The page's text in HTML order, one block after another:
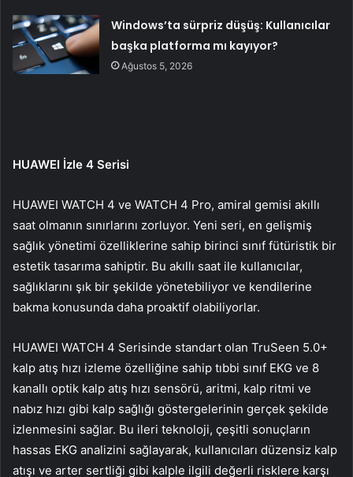
Windows’ta sürpriz düşüş: Kullanıcılar
başka platforma mı kayıyor?
Ağustos 5, 2026
HUAWEI İzle 4 Serisi
HUAWEI WATCH 4 ve WATCH 4 Pro, amiral gemisi akıllı
saat olmanın sınırlarını zorluyor. Yeni seri, en gelişmiş
sağlık yönetimi özelliklerine sahip birinci sınıf fütüristik bir
estetik tasarıma sahiptir. Bu akıllı saat ile kullanıcılar,
sağlıklarını şık bir şekilde yönetebiliyor ve kendilerine
bakma konusunda daha proaktif olabiliyorlar.
HUAWEI WATCH 4 Serisinde standart olan TruSeen 5.0+
kalp atış hızı izleme özelliğine sahip tıbbi sınıf EKG ve 8
kanallı optik kalp atış hızı sensörü, aritmi, kalp ritmi ve
nabız hızı gibi kalp sağlığı göstergelerinin gerçek şekilde
izlenmesini sağlar. Bu ileri teknoloji, çeşitli sonuçların
hassas EKG analizini sağlayarak, kullanıcıları düzensiz kalp
atışı ve arter sertliği gibi kalple ilgili değerli risklere karşı